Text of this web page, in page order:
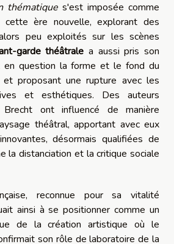
thématique s'est imposée comme
cette ère nouvelle, explorant des
peu exploités sur les scènes
garde théâtrale a aussi pris son
en question la forme et le fond du
et proposant une rupture avec les
et esthétiques. Des auteurs
ont influencé de manière
théâtral, apportant avec eux
désormais qualifiées de
la distanciation et la critique sociale
reconnue pour sa vitalité
ainsi à se positionner comme un
de la création artistique où le
son rôle de laboratoire de la